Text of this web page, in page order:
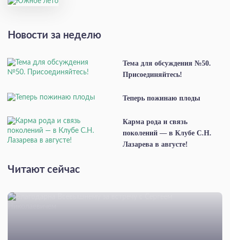
Новости за неделю
Тема для обсуждения №50.
Присоединяйтесь!
Теперь пожинаю плоды
Карма рода и связь
поколений — в Клубе С.Н.
Лазарева в августе!
Читают сейчас